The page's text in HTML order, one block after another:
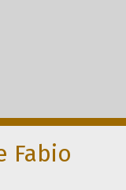
Fabio